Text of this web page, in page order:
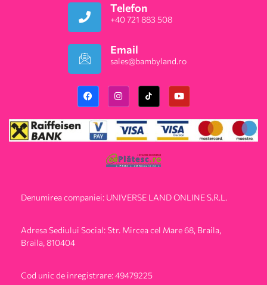
Telefon
+40 721 883 508
Email
sales@bambyland.ro​
Denumirea companiei: UNIVERSE LAND ONLINE S.R.L.
Adresa Sediului Social: Str. Mircea cel Mare 68, Braila,
Braila, 810404
Cod unic de inregistrare: 49479225